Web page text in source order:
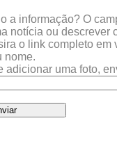
a informação? O
notícia ou descrever
o link completo
nome.
adicionar uma foto,